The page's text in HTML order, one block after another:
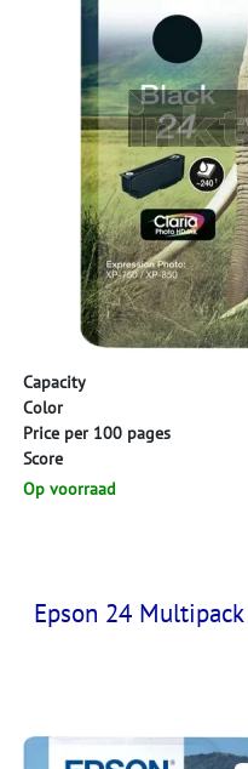
Capacity
Color
Price per 100 pages
Score
Op voorraad
Epson 24